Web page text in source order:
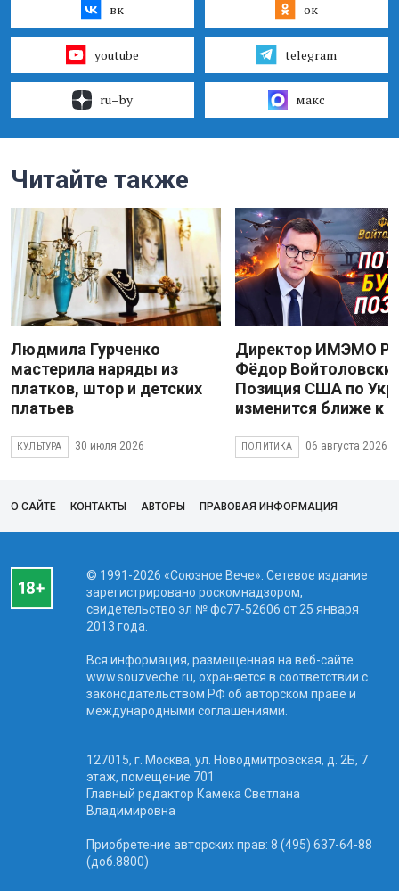
вк ок
youtube telegram
ru–by макс
Читайте также
Людмила Гурченко
мастерила наряды из
платков, штор и детских
платьев
КУЛЬТУРА 30 июля 2026
Директор ИМЭМО
Фёдор
Позиция США по
изменится ближе к
ПОЛИТИКА 06 августа 2026
О САЙТЕ КОНТАКТЫ АВТОРЫ ПРАВОВАЯ ИНФОРМАЦИЯ
© 1991-2026 «Союзное Вече». Сетевое издание
зарегистрировано роскомнадзором,
свидетельство эл № фc77-52606 от 25 января
2013 года.
Вся информация, размещенная на веб-сайте
www.souzveche.ru, охраняется в соответствии с
законодательством РФ об авторском праве и
международными соглашениями.
127015, г. Москва, ул. Новодмитровская, д. 2Б, 7
этаж, помещение 701
Главный редактор Камека Светлана
Владимировна
Приобретение авторских прав: 8 (495) 637-64-88
(доб.8800)